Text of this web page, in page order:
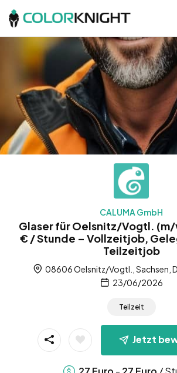
CALUMA GmbH
Glaser für Oelsnitz/Vogtl.
€ / Stunde – Vollzeitjob,
Teilzeitjob
08606 Oelsnitz/Vogtl., Sachsen,
23/06/2026
Teilzeit
Jetzt
- /